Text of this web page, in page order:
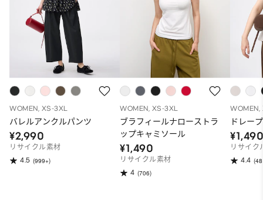
WOMEN, XS-3XL
バレルアンクルパンツ
¥2,990
リサイクル素材
4.5 (999+)
WOMEN, XS-3XL
ブラフィールナローストラ
ップキャミソール
¥1,490
リサイクル素材
4 (706)
WOMEN,
ドレー
リサイク
4.4